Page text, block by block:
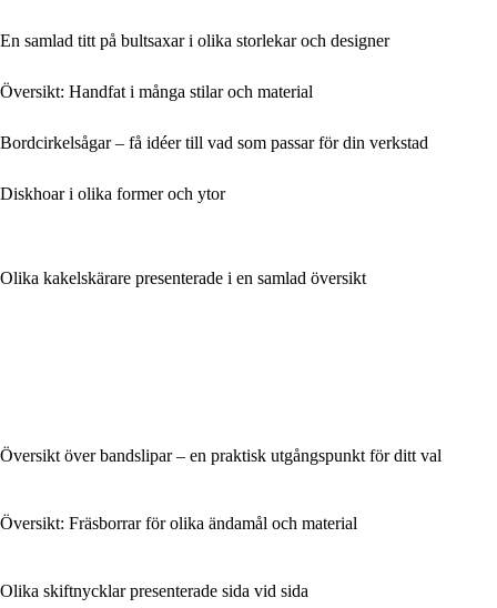
En samlad titt på bultsaxar i olika storlekar och designer
Översikt: Handfat i många stilar och material
Bordcirkelsågar – få idéer till vad som passar för din verkstad
Diskhoar i olika former och ytor
Olika kakelskärare presenterade i en samlad översikt
Översikt över bandslipar – en praktisk utgångspunkt för ditt val
Översikt: Fräsborrar för olika ändamål och material
Olika skiftnycklar presenterade sida vid sida